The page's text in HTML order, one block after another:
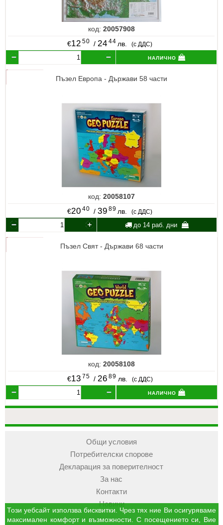
код: 20057908
€12 50 / 24 44 лв. (с ДДС)
налично
Пъзел Европа - Държави 58 части
код: 20058107
€20 40 / 39 89 лв. (с ДДС)
до 14 раб. дни
Пъзел Свят - Държави 68 части
код: 20058108
€13 75 / 26 89 лв. (с ДДС)
налично
Общи условия
Потребителски спорове
Декларация за поверителност
За нас
Контакти
Новини
Този уебсайт използва бисквитки. Чрез тях ние Ви осигуряваме
максимален комфорт и възможности. С посещението си, Вие